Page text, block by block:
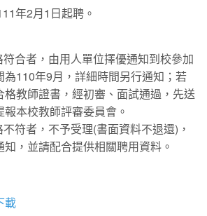
年2月1日起聘。
合者，由用人單位擇優通知到校參加
為110年9月，詳細時間另行通知；若
格教師證書，經初審、面試通過，先送
本校教師評審委員會。
符者，不予受理(書面資料不退還)，
，並請配合提供相關聘用資料。
載